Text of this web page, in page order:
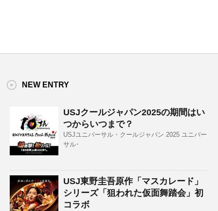
NEW ENTRY
USJクールジャパン2025の期間はい
つからいつまで？
USJユニバーサル・クールジャパン 2025 ユニバー
サル･
USJ東野圭吾原作「マスカレード」
シリーズ「狙われた仮面舞踏会」初
コラボ